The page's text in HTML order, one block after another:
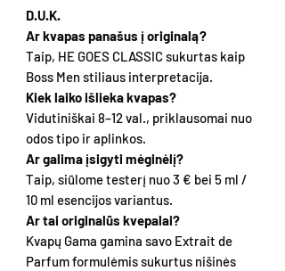
D.U.K.
Ar kvapas panašus į originalą?
Taip, HE GOES CLASSIC sukurtas kaip
Boss Men stiliaus interpretacija.
Kiek laiko išlieka kvapas?
Vidutiniškai 8–12 val., priklausomai nuo
odos tipo ir aplinkos.
Ar galima įsigyti mėginėlį?
Taip, siūlome testerį nuo 3 € bei 5 ml /
10 ml esencijos variantus.
Ar tai originalūs kvepalai?
Kvapų Gama gamina savo Extrait de
Parfum formulėmis sukurtus nišinės